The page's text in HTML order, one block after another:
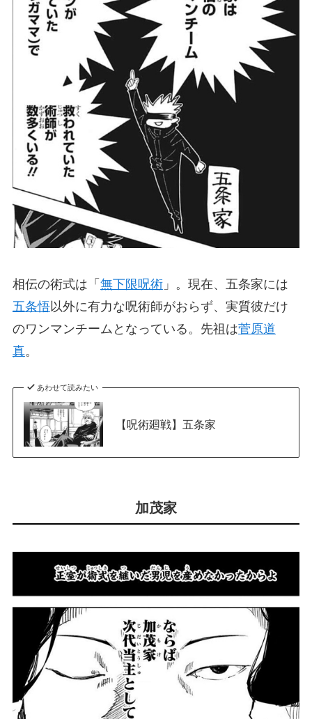
相伝の術式は「 無下限呪術」。現在、五条家には
五条悟以外に有力な呪術師がおらず、実質彼だけ
のワンマンチームとなっている。先祖は菅原道
真。
あわせて読みたい
【呪術廻戦】五条家
加茂家